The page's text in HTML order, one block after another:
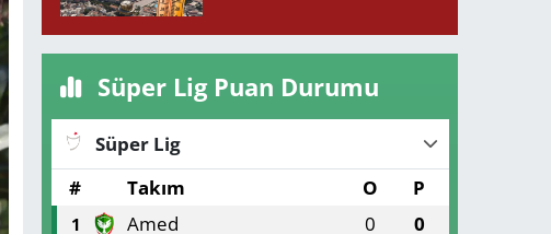
Süper Lig Puan Durumu
Süper Lig
#
Takım O P
1 Amed 0 0